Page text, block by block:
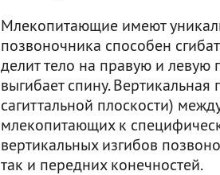
Млекопитающие имеют
позвоночника способен
делит тело на правую и
выгибает спину.
сагиттальной плоскости)
млекопитающих к
вертикальных изгибов
так и передних конечностей.